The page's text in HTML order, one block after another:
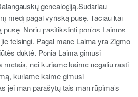
genealogiją.Sudariau
medį pagal vyrišką pusę. Tačiau kai
pusę. Noriu pasitikslinti ponios Laimos
teisingi. Pagal mane Laima yra Zigmo
duktė. Ponia Laima gimusi
metais, nei kuriame kaime negaliu rasti
kuriame kaime gimusi
jei man parašytų tais man rūpimais